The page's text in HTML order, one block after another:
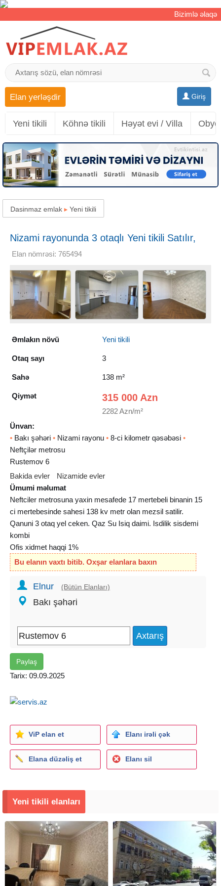
Bizimlə əlaqə
Giriş
Elan yerləşdir
Yeni tikili Köhnə tikili Həyət evi / Villa
Dasinmaz emlak ▸ Yeni tikili
Nizami rayonunda 3 otaqlı Yeni tikili Satılır,
138 m²
Elan nömrəsi: 765494
Əmlakın növü Yeni tikili
Otaq sayı 3
Sahə 138 m²
Qiymət 315 000 Azn
2282 Azn/m²
Ünvan:
• Bakı şəhəri • Nizami rayonu • 8-ci kilometr qəsəbəsi •
Neftçilər metrosu
Rustemov 6
Bakida evler
Nizamide evler
Ümumi məlumat
Neftciler metrosuna yaxin mesafede 17 mertebeli binanin 15
ci mertebesinde sahesi 138 kv metr olan mezsil satilir.
Qanuni 3 otaq yel ceken. Qaz Su Isiq daimi. Isdilik sisdemi
kombi
Ofis xidmet haqqi 1%
Bu elanın vaxtı bitib. Oxşar elanlara baxın
Elnur (Bütün Elanları)
Bakı şəhəri
Paylaş
Tarix: 09.09.2025
ViP elan et Elanı irəli çək
Elana düzəliş et Elanı sil
Yeni tikili elanları